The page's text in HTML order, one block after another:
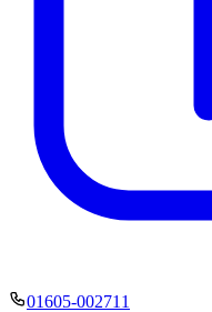
01605-002711